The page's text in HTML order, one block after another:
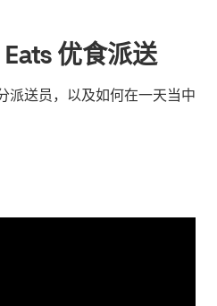
优食派送
派送员，以及如何在一天当中